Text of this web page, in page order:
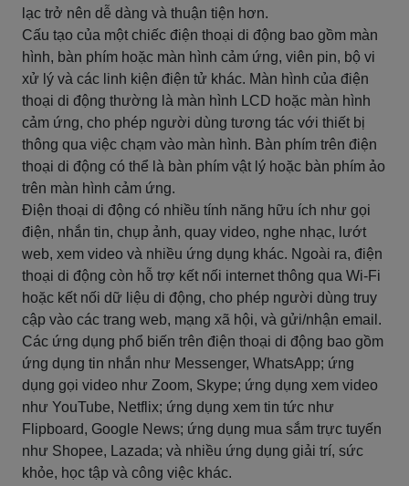
lạc trở nên dễ dàng và thuận tiện hơn.
Cấu tạo của một chiếc điện thoại di động bao gồm màn
hình, bàn phím hoặc màn hình cảm ứng, viên pin, bộ vi
xử lý và các linh kiện điện tử khác. Màn hình của điện
thoại di động thường là màn hình LCD hoặc màn hình
cảm ứng, cho phép người dùng tương tác với thiết bị
thông qua việc chạm vào màn hình. Bàn phím trên điện
thoại di động có thể là bàn phím vật lý hoặc bàn phím ảo
trên màn hình cảm ứng.
Điện thoại di động có nhiều tính năng hữu ích như gọi
điện, nhắn tin, chụp ảnh, quay video, nghe nhạc, lướt
web, xem video và nhiều ứng dụng khác. Ngoài ra, điện
thoại di động còn hỗ trợ kết nối internet thông qua Wi-Fi
hoặc kết nối dữ liệu di động, cho phép người dùng truy
cập vào các trang web, mạng xã hội, và gửi/nhận email.
Các ứng dụng phổ biến trên điện thoại di động bao gồm
ứng dụng tin nhắn như Messenger, WhatsApp; ứng
dụng gọi video như Zoom, Skype; ứng dụng xem video
như YouTube, Netflix; ứng dụng xem tin tức như
Flipboard, Google News; ứng dụng mua sắm trực tuyến
như Shopee, Lazada; và nhiều ứng dụng giải trí, sức
khỏe, học tập và công việc khác.